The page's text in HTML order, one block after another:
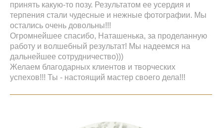
принять какую-то позу. Результатом ее усердия и
терпения стали чудесные и нежные фотографии. Мы
остались очень довольны!!!
Огромнейшее спасибо, Наташенька, за проделанную
работу и волшебный результат! Мы надеемся на
дальнейшее сотрудничество)))
Желаем благодарных клиентов и творческих
успехов!!! Ты - настоящий мастер своего дела!!!